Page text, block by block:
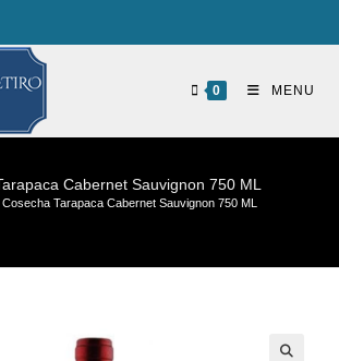
0 MENU
Cabernet Sauvignon 750 ML
Cosecha Tarapaca Cabernet Sauvignon 750 ML